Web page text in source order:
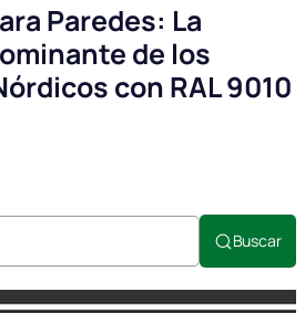
Paredes: La
de los
con RAL 9010
Buscar